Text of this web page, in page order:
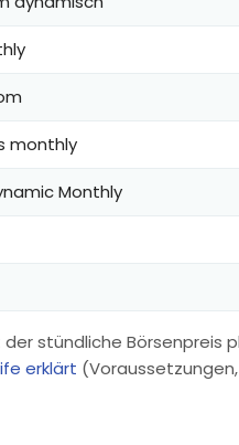
monthly
Monthly
stündliche Börsenpreis
erklärt